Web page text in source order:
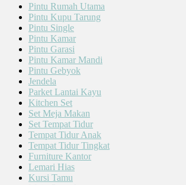
Pintu Rumah Utama
Pintu Kupu Tarung
Pintu Single
Pintu Kamar
Pintu Garasi
Pintu Kamar Mandi
Pintu Gebyok
Jendela
Parket Lantai Kayu
Kitchen Set
Set Meja Makan
Set Tempat Tidur
Tempat Tidur Anak
Tempat Tidur Tingkat
Furniture Kantor
Lemari Hias
Kursi Tamu